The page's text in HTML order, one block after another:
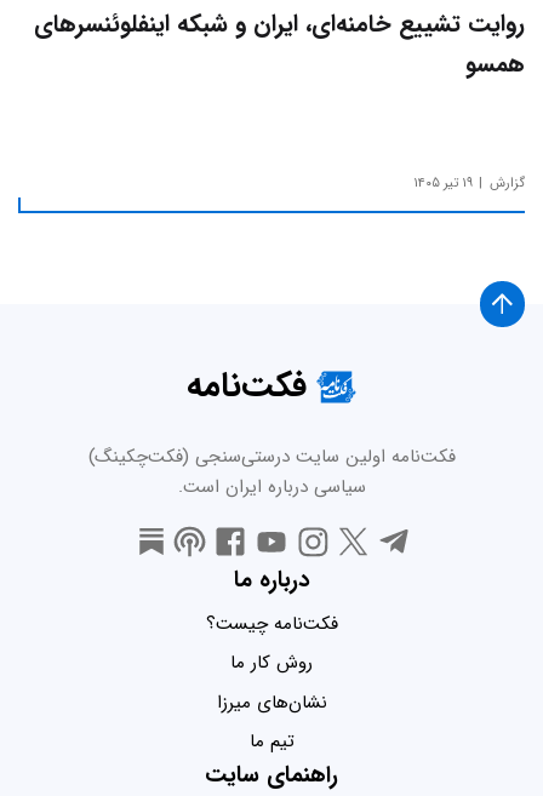
روایت تشییع خامنه‌ای، ایران و شبکه اینفلوئنسرهای
همسو
گزارش ۱۹ تیر ۱۴۰۵
فکت‌نامه
فکت‌نامه اولین سایت درستی‌سنجی (فکت‌چکینگ)
سیاسی درباره ایران است.
درباره ما
فکت‌نامه چیست؟
روش کار ما
نشان‌های میرزا
تیم ما
راهنمای سایت